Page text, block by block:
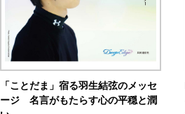
「ことだま」宿る羽生結弦のメッセ
ージ 名言がもたらす心の平穏と潤